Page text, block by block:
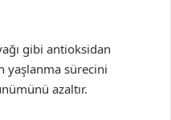
gibi antioksidan
yaşlanma sürecini
azaltır.